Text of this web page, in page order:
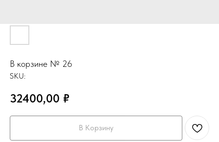
В корзине № 26
SKU:
32400,00 ₽
В Корзину